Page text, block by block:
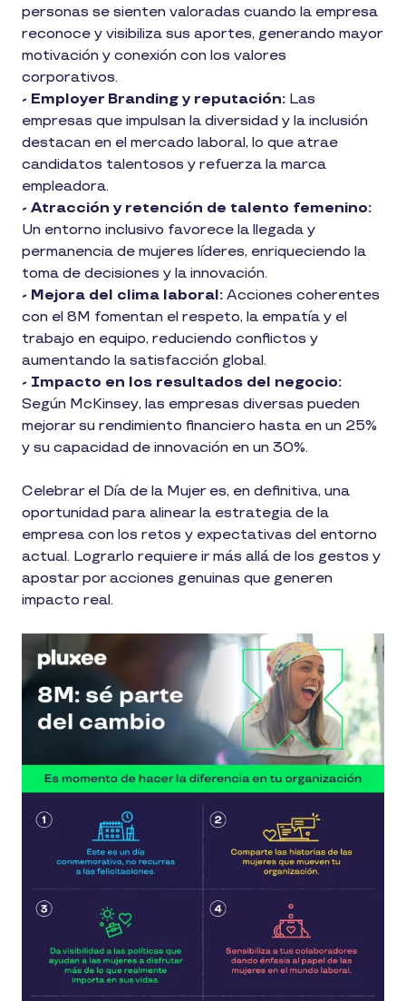
personas se sienten valoradas cuando la empresa
reconoce y visibiliza sus aportes, generando mayor
motivación y conexión con los valores
corporativos.
- Employer Branding y reputación: Las
empresas que impulsan la diversidad y la inclusión
destacan en el mercado laboral, lo que atrae
candidatos talentosos y refuerza la marca
empleadora.
- Atracción y retención de talento femenino:
Un entorno inclusivo favorece la llegada y
permanencia de mujeres líderes, enriqueciendo la
toma de decisiones y la innovación.
- Mejora del clima laboral: Acciones coherentes
con el 8M fomentan el respeto, la empatía y el
trabajo en equipo, reduciendo conflictos y
aumentando la satisfacción global.
- Impacto en los resultados del negocio:
Según McKinsey, las empresas diversas pueden
mejorar su rendimiento financiero hasta en un 25%
y su capacidad de innovación en un 30%.
Celebrar el Día de la Mujer es, en definitiva, una
oportunidad para alinear la estrategia de la
empresa con los retos y expectativas del entorno
actual. Lograrlo requiere ir más allá de los gestos y
apostar por acciones genuinas que generen
impacto real.